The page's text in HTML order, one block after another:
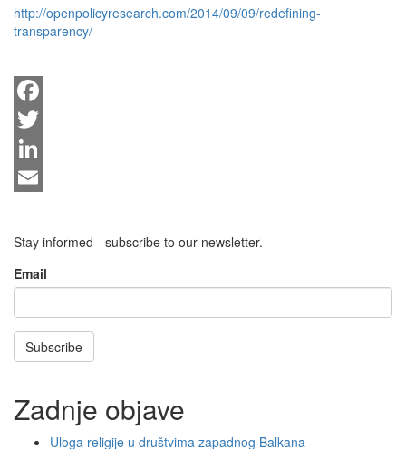
http://openpolicyresearch.com/2014/09/09/redefining-
transparency/
Facebook
Twitter
LinkedIn
Stay informed - subscribe to our newsletter.
Email
Subscribe
Zadnje objave
Uloga religije u društvima zapadnog Balkana